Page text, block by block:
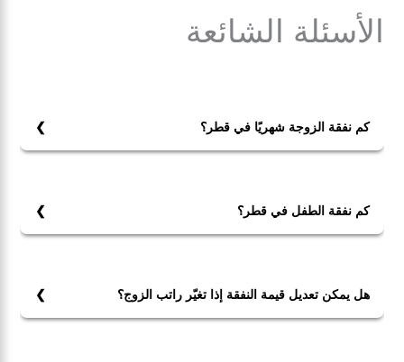
الأسئلة الشائعة
كم نفقة الزوجة شهريًا في قطر؟
المعتاد.
كم نفقة الطفل في قطر؟
هل يمكن تعديل قيمة النفقة إذا تغيّر راتب الزوج؟